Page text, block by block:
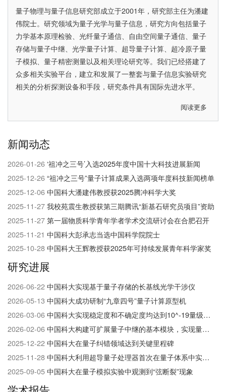
量子物理与量子信息研究部成立于2001年，研究部主任为潘建
伟院士。研究领域为量子光学与量子信息，研究方向包括量子
力学基本原理检验、光纤量子通信、自由空间量子通信、量子
存储与量子中继、光学量子计算、超导量子计算、超冷原子量
子模拟、量子精密测量以及相关理论研究等。我们已经搭建了
众多相关实验平台，建立和发展了一整套与量子信息实验研究
相关的分析探测设备和手段，研究条件具有国际先进水平。
阅读更多
于
新闻动态
2026-01-26 ‘祖冲之三号’入选2025年度中国十大科技进展新闻
2025-12-26“祖冲之三号”量子计算成果入选两项年度科技新闻榜单
2025-12-06中国科大潘建伟教授获2025腾冲科学大奖
2025-11-27我校苑震生教授获第三期腾讯“新基石研究员项目”资助
2025-11-27第一届物质科学青年学者学术交流研讨会在合肥召开
2025-11-21 中国科大彭承志当选中国科学院院士
2025-10-28中国科大王辉教授获2025年可持续发展青年科学家奖
研究进展
2026-06-22中国科大实现基于量子存储的长基线光学干涉仪
2026-05-13 中国科大成功研制“九章四号”量子计算原型机
2026-03-06中国科大实现稳定度和不确定度均达到10^-19​量级的光钟
2026-02-06中国科大构建可扩展量子中继的基本模块，实现量子网络研究的重大突破
2025-12-22中国科大在量子纠错领域达到关键里程碑
2025-11-28中国科大利用超导量子处理器首次在量子体系中实现并探测高阶非平衡拓扑相
2025-09-05中国科大在量子模拟实验中观测到“弦断裂”现象